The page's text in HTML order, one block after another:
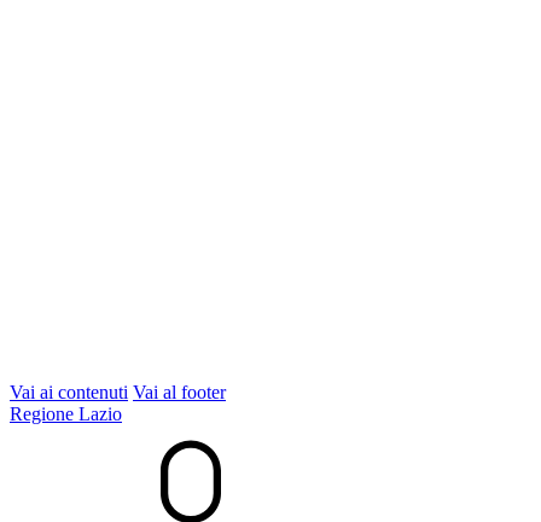
Vai ai contenuti Vai al footer
Regione Lazio